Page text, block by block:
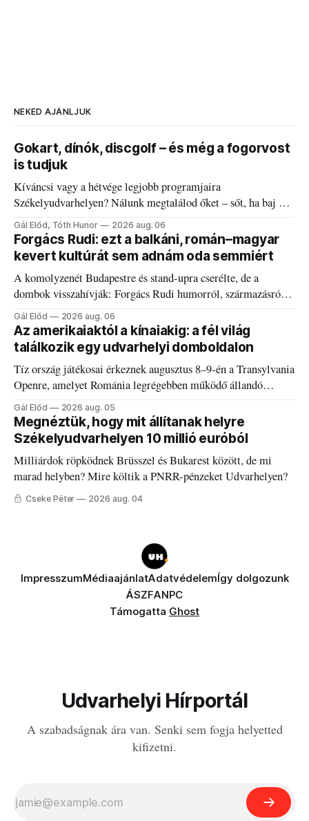
NEKED AJÁNLJUK
Gokart, dínók, discgolf – és még a fogorvost
is tudjuk
Kíváncsi vagy a hétvége legjobb programjaira
Székelyudvarhelyen? Nálunk megtalálod őket – sőt, ha baj van
a fogaddal, a fogorvosi ügyeletet is!
Gál Előd, Tóth Hunor 2026 aug. 06
Forgács Rudi: ezt a balkáni, román–magyar
kevert kultúrát sem adnám oda semmiért
A komolyzenét Budapestre és stand-upra cserélte, de a
dombok visszahívják: Forgács Rudi humorról, származásról
és határokról.
Gál Előd 2026 aug. 06
Az amerikaiaktól a kínaiakig: a fél világ
találkozik egy udvarhelyi domboldalon
Tíz ország játékosai érkeznek augusztus 8–9-én a Transylvania
Openre, amelyet Románia legrégebben működő állandó
discgolfpályáján rendeznek meg.
Gál Előd 2026 aug. 05
Megnéztük, hogy mit állítanak helyre
Székelyudvarhelyen 10 millió euróból
Milliárdok röpködnek Brüsszel és Bukarest között, de mi
marad helyben? Mire költik a PNRR-pénzeket Udvarhelyen?
Cseke Péter 2026 aug. 04
ImpresszumMédiaajánlatAdatvédelemÍgy dolgozunk
ÁSZFANPC
Támogatta Ghost
Udvarhelyi Hírportál
A szabadságnak ára van. Senki sem fogja helyetted
kifizetni.